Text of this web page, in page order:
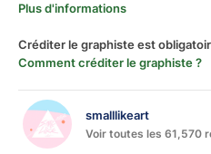
Plus d'informations
Créditer le graphiste est
Comment créditer le graphiste ?
smalllikeart
Voir toutes les 61,570